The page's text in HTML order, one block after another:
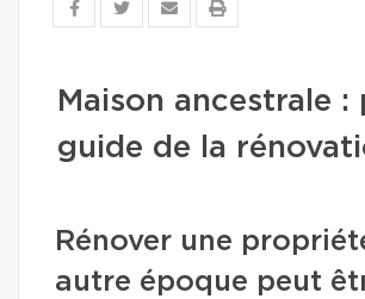
Maison ancestrale :
guide de la
Rénover une
autre époque peut